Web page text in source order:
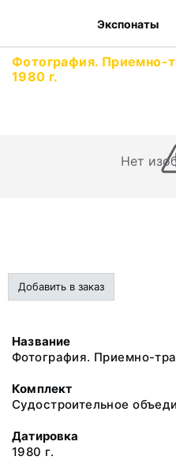
Экспонаты
Фотография. Приемно-
1980 г.
Нет
Добавить в заказ
Название
Фотография. Приемно-
Комплект
Судостроительное
Датировка
1980 г.